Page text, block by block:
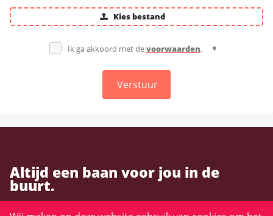
Kies bestand
Ik ga akkoord met devoorwaarden.
Verstuur
Altijd een baan voor jou in de
buurt.